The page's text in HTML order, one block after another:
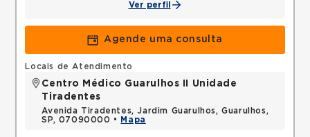
Ver perfil
Agende uma consulta
Locais de Atendimento
Centro Médico Guarulhos II Unidade
Tiradentes
Avenida Tiradentes, Jardim Guarulhos, Guarulhos,
SP, 07090000 •
Mapa